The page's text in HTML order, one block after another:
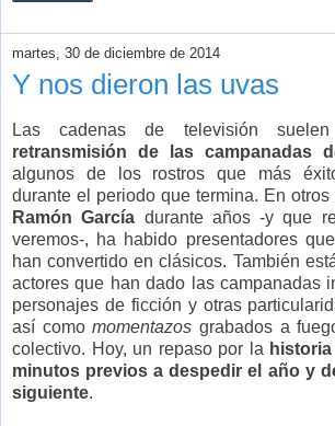
martes, 30 de diciembre de 2014
Y nos dieron las uvas
Las cadenas de televisión
retransmisión de las campanadas
algunos de los rostros que más
durante el periodo que termina. En
Ramón García durante años -y que
veremos-, ha habido presentadores
han convertido en clásicos. También
actores que han dado las campanadas
personajes de ficción y otras
así comomomentazos grabados a
colectivo. Hoy, un repaso por la
minutos previos a despedir el año y
siguiente.